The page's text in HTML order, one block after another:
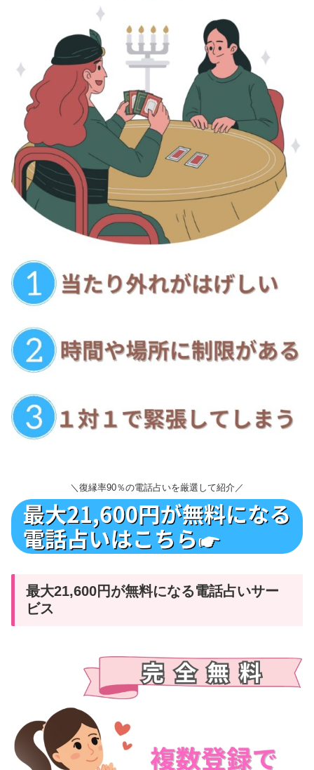
＼復縁率90％の電話占いを厳選して紹介／
最大21,600円が無料になる電話占いサー
ビス